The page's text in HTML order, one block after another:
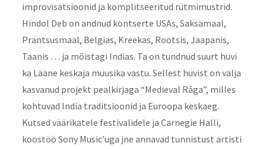
improvisatsioonid ja komplitseeritud rütmimustrid.
Hindol Deb on andnud kontserte USAs, Saksamaal,
Prantsusmaal, Belgias, Kreekas, Rootsis, Jaapanis,
Taanis … ja mõistagi Indias. Ta on tundnud suurt huvi
ka Lääne keskaja muusika vastu. Sellest huvist on välja
kasvanud projekt pealkirjaga “Medieval Rāga”, milles
kohtuvad India traditsioonid ja Euroopa keskaeg.
Kutsed väärikatele festivalidele ja Carnegie Halli,
koostöö Sony Music’uga jne annavad tunnistust artisti